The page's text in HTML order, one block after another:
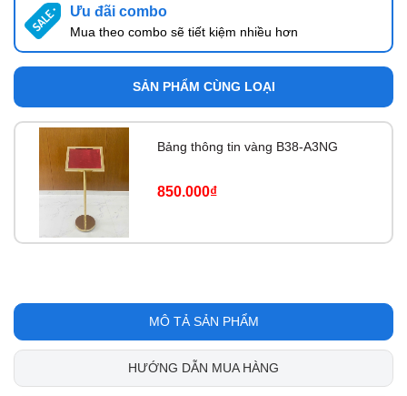
Ưu đãi combo
Mua theo combo sẽ tiết kiệm nhiều hơn
SẢN PHẨM CÙNG LOẠI
Bảng thông tin vàng B38-A3NG
850.000₫
MÔ TẢ SẢN PHẨM
HƯỚNG DẪN MUA HÀNG